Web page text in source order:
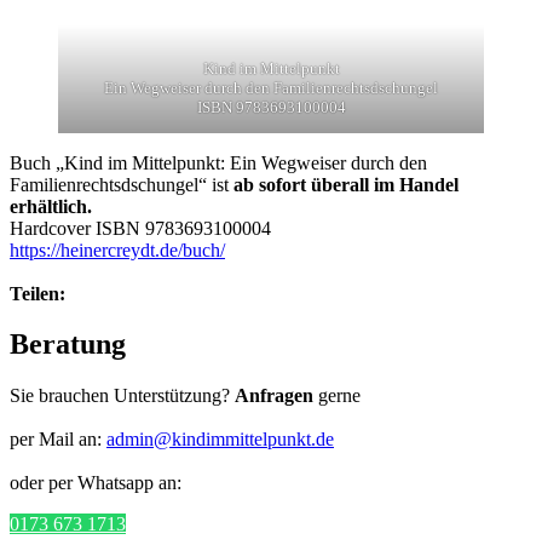
Kind im Mittelpunkt
Ein Wegweiser durch den Familienrechtsdschungel
ISBN 9783693100004
Buch „Kind im Mittelpunkt: Ein Wegweiser durch den
Familienrechtsdschungel“ ist ab sofort überall im Handel
erhältlich.
Hardcover ISBN 9783693100004
https://heinercreydt.de/buch/
Teilen:
Beratung
Sie brauchen Unterstützung? Anfragen gerne
per Mail an: admin@kindimmittelpunkt.de
oder per Whatsapp an:
0173 673 1713